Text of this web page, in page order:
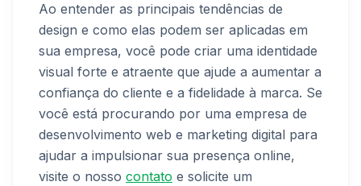
Ao entender as principais tendências de
design e como elas podem ser aplicadas em
sua empresa, você pode criar uma identidade
visual forte e atraente que ajude a aumentar a
confiança do cliente e a fidelidade à marca. Se
você está procurando por uma empresa de
desenvolvimento web e marketing digital para
ajudar a impulsionar sua presença online,
visite o nosso contato e solicite um